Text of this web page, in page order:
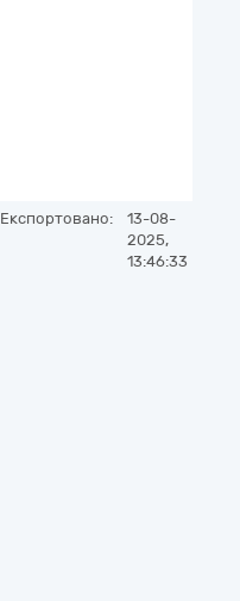
Експортовано:
13-08-
2025,
13:46:33